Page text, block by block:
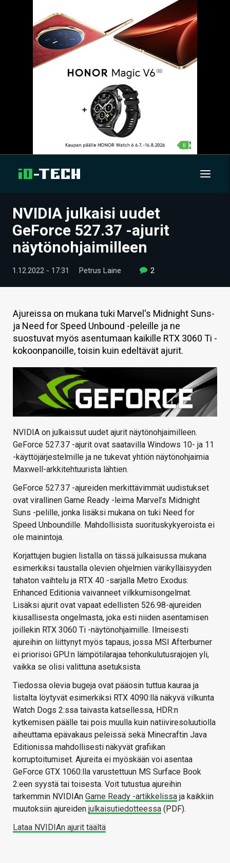
UUTISET
ARTIKKELIT
VIDEOT
TECHBBS
TIETOA
HINTA.FI
KAUPPA
NVIDIA julkaisi uudet
GeForce 527.37 -ajurit
näytönohjaimilleen
1.12.2022 - 17:31 Petrus Laine 2
Ajureissa on mukana tuki Marvel's Midnight Suns-
ja Need for Speed Unbound -peleille ja ne
suostuvat myös asentumaan kaikille RTX 3060 Ti -
kokoonpanoille, toisin kuin edeltävät ajurit.
NVIDIA on julkaissut uudet ajurit näytönohjaimilleen.
GeForce 527.37 -ajurit ovat saatavilla Windows 10- ja 11
-käyttöjärjestelmille ja ne tukevat yhtiön näytönohjaimia
Maxwell-arkkitehtuurista lähtien.
GeForce 527.37 -ajureiden merkittävimmät uudistukset
ovat virallinen Game Ready -leima Marvel’s Midnight
Suns -pelille, jonka lisäksi mukana on tuki Need for
Speed Unboundille. Mahdollisista suorituskykyeroista ei
ole mainintoja.
Korjattujen bugien listalla on tässä julkaisussa mukana
esimerkiksi taustalla olevien ohjelmien värikylläisyyden
tahaton vaihtelu ja RTX 40 -sarjalla Metro Exodus:
Enhanced Editionia vaivanneet vilkkumisongelmat.
Lisäksi ajurit ovat vapaat edellisten 526.98-ajureiden
kiusallisesta ongelmasta, joka esti niiden asentamisen
joillekin RTX 3060 Ti -näytönohjaimille. Ilmeisesti
ajureihin on liittynyt myös tapaus, jossa MSI Afterburner
ei priorisoi GPU:n lämpötilarajaa tehonkulutusrajojen yli,
vaikka se olisi valittuna asetuksista.
Tiedossa olevia bugeja ovat pääosin tuttua kauraa ja
listalta löytyvät esimerkiksi RTX 4090:llä näkyvä vilkunta
Watch Dogs 2:ssa taivasta katsellessa, HDR:n
kytkemisen päälle tai pois muulla kuin natiiviresoluutiolla
aiheuttama epävakaus peleissä sekä Minecraftin Java
Editionissa mahdollisesti näkyvät grafiikan
korruptoitumiset. Ajureita ei myöskään voi asentaa
GeForce GTX 1060:lla varustettuun MS Surface Book
2:een syystä tai toisesta. Voit tutustua ajureihin
tarkemmin NVIDIAn Game Ready -artikkelissa ja kaikkiin
muutoksiin ajureiden julkaisutiedotteessa (PDF).
Lataa NVIDIAn ajurit täältä